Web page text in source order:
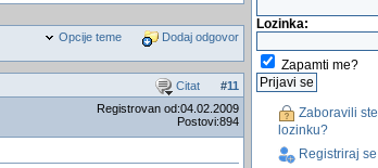
Opcije teme Dodaj odgovor
Citat #11
Registrovan od:04.02.2009
Postovi:894
Lozinka:
Zapamti me?
Zaboravili ste
lozinku?
Registriraj se